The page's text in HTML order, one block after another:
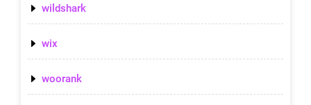
wildshark
wix
woorank